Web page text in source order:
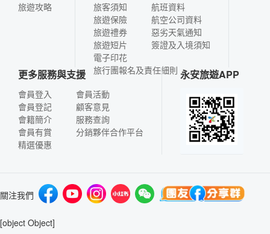
旅遊攻略
旅客須知
旅遊保險
旅遊禮券
旅遊短片
電子印花
航班資料
航空公司資料
惡劣天氣通知
簽證及入境須知
旅行團報名及責任細則
更多服務與支援
會員登入
會員登記
會籍簡介
會員有賞
精選優惠
會員活動
顧客意見
服務查詢
分銷夥伴合作平台
永安旅遊APP
關注我們
[object Object]